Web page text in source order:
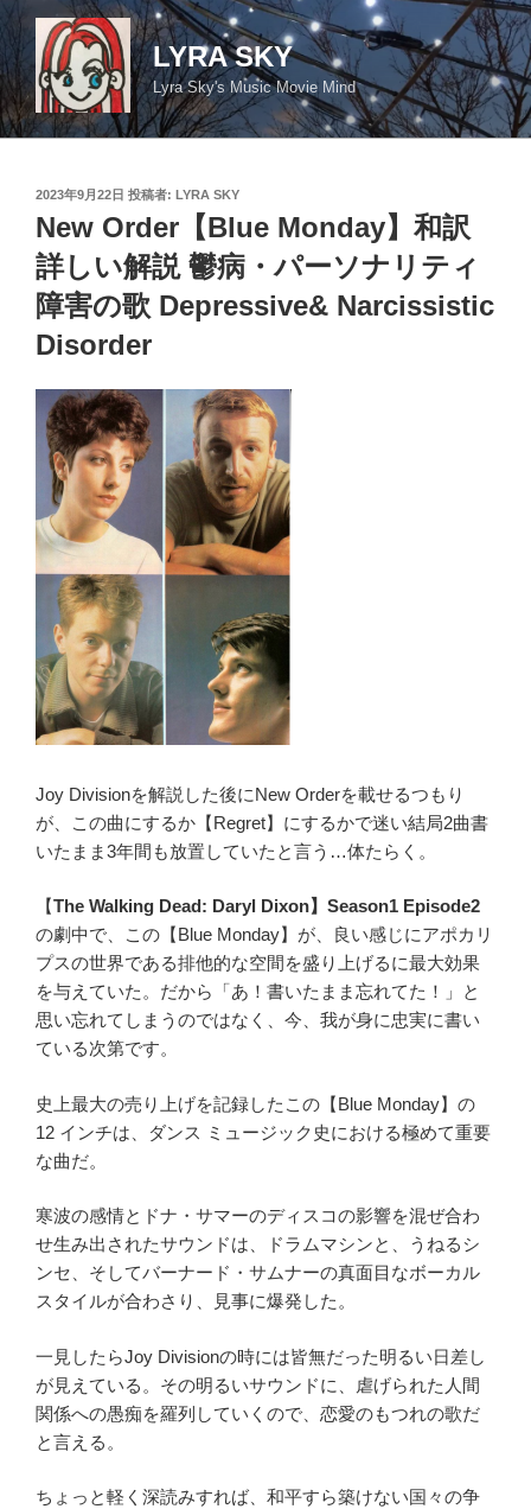
コ
ン
テ
ン
ツ
LYRA SKY
Lyra Sky's Music Movie Mind
投
稿
日:
2023年9月22日 投稿者: LYRA SKY
New Order【Blue Monday】和訳
詳しい解説 鬱病・パーソナリティ
障害の歌 Depressive& Narcissistic
Disorder
Joy Divisionを解説した後にNew Orderを載せるつもり
が、この曲にするか【Regret】にするかで迷い結局2曲書
いたまま3年間も放置していたと言う…体たらく。
【The Walking Dead: Daryl Dixon】Season1 Episode2
の劇中で、この【Blue Monday】が、良い感じにアポカリ
プスの世界である排他的な空間を盛り上げるに最大効果
を与えていた。だから「あ！書いたまま忘れてた！」と
思い忘れてしまうのではなく、今、我が身に忠実に書い
ている次第です。
史上最大の売り上げを記録したこの【Blue Monday】の
12 インチは、ダンス ミュージック史における極めて重要
な曲だ。
寒波の感情とドナ・サマーのディスコの影響を混ぜ合わ
せ生み出されたサウンドは、ドラムマシンと、うねるシ
ンセ、そしてバーナード・サムナーの真面目なボーカル
スタイルが合わさり、見事に爆発した。
一見したらJoy Divisionの時には皆無だった明るい日差し
が見えている。その明るいサウンドに、虐げられた人間
関係への愚痴を羅列していくので、恋愛のもつれの歌だ
と言える。
ちょっと軽く深読みすれば、和平すら築けない国々の争